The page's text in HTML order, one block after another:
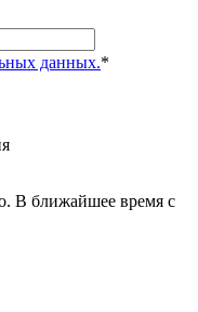
данных.*
В ближайшее время с